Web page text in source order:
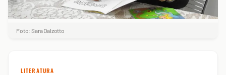
Foto: Sara Dalzotto
LITERATURA